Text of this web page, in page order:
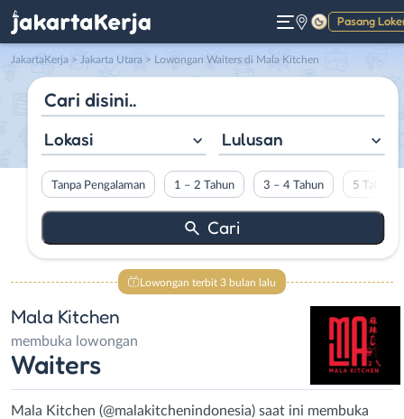
Pasang
Gelap
JakartaKerja > Jakarta Utara > Lowongan Waiters di Mala Kitchen
Lokasi Lulusan
Tanpa Pengalaman 1 – 2 Tahun 3 – 4 Tahun 5 Tahun
Lowongan terbit 3 bulan lalu
Mala Kitchen
membuka lowongan
Waiters
Mala Kitchen (@malakitchenindonesia) saat ini membuka